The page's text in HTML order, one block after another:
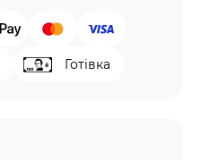
Готівка